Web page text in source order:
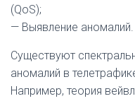
(QoS);
— Выявление аномалий.
Существуют
аномалий в
Например, теория